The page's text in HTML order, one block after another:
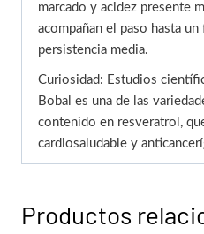
marcado y acidez presente
acompañan el paso hasta
persistencia media.
Curiosidad: Estudios
Bobal es una de las
contenido en resveratrol,
cardiosaludable y
Productos